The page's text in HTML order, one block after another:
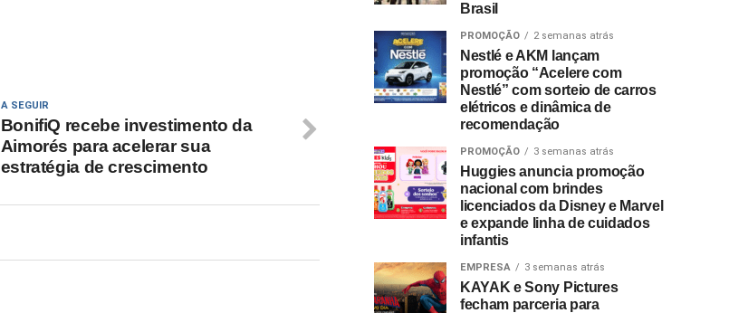
A SEGUIR
BonifiQ recebe investimento da
Aimorés para acelerar sua
estratégia de crescimento
Brasil
PROMOÇÃO 2 semanas atrás
Nestlé e AKM lançam
promoção “Acelere com
Nestlé” com sorteio de carros
elétricos e dinâmica de
recomendação
PROMOÇÃO 3 semanas atrás
Huggies anuncia promoção
nacional com brindes
licenciados da Disney e Marvel
e expande linha de cuidados
infantis
EMPRESA 3 semanas atrás
KAYAK e Sony Pictures
fecham parceria para